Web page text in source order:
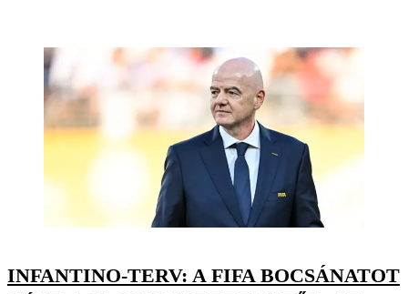
INFANTINO-TERV: A FIFA BOCSÁNATOT